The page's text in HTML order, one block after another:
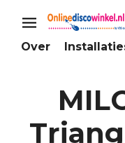
Over